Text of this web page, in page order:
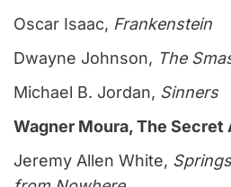
Oscar Isaac, Frankenstein
Dwayne Johnson, The
Michael B. Jordan, Sinners
Wagner Moura, The Secret
Jeremy Allen White,